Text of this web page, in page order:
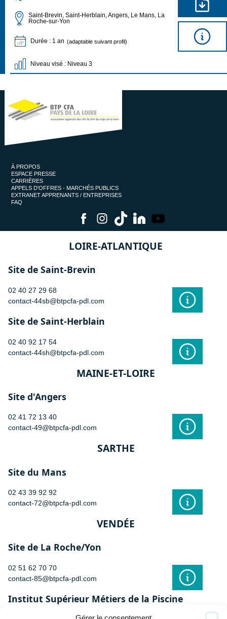
Saint-Brevin, Saint-Herblain, Angers, Le Mans, La
Roche-sur-Yon
Durée : 1 an (adaptable suivant profil)
Niveau visé : Niveau 3
À PROPOS
ESPACE PRESSE
CARRIÈRES
APPELS D'OFFRES - MARCHÉS PUBLICS
EXTRANET APPRENANTS / ENTREPRISES
FAQ
LOIRE-ATLANTIQUE
Site de Saint-Brevin
02 40 27 29 68
contact-44sb@btpcfa-pdl.com
Site de Saint-Herblain
02 40 92 17 54
contact-44sh@btpcfa-pdl.com
MAINE-ET-LOIRE
Site d'Angers
02 41 72 13 40
contact-49@btpcfa-pdl.com
SARTHE
Site du Mans
02 43 39 92 92
contact-72@btpcfa-pdl.com
VENDÉE
Site de La Roche/Yon
02 51 62 70 70
contact-85@btpcfa-pdl.com
Institut Supérieur Métiers de la Piscine